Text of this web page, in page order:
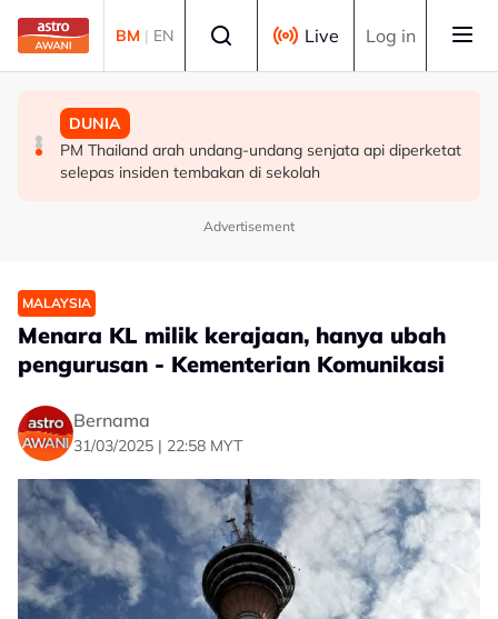
Skip to main content
BM | EN Live Log in
MALAYSIA
Berita tempatan pilihan sepanjang hari ini
MALAYSIA
Pengacara, ahli perniagaan ditahan bantu siasatan
audio siar sentuh isu sensitiviti agama
DUNIA
PM Thailand arah undang-undang senjata api diperketat
selepas insiden tembakan di sekolah
Advertisement
MALAYSIA
Menara KL milik kerajaan, hanya ubah
pengurusan - Kementerian Komunikasi
Bernama
31/03/2025 | 22:58 MYT